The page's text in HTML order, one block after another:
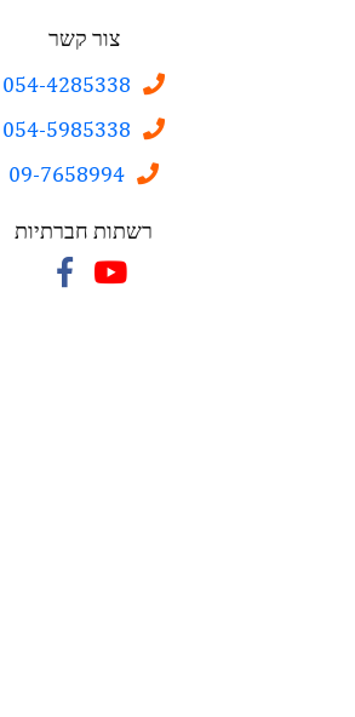
צור קשר
054-4285338
054-5985338
09-7658994
רשתות חברתיות